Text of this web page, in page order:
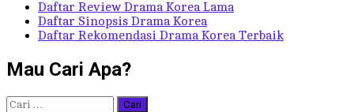
Daftar Review Drama Korea Lama
Daftar Sinopsis Drama Korea
Daftar Rekomendasi Drama Korea Terbaik
Mau Cari Apa?
Cari